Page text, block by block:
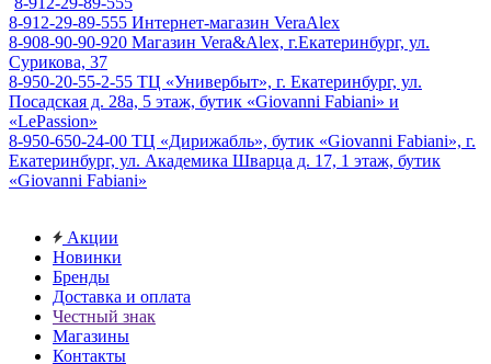
8-912-29-89-555 Интернет-магазин VeraAlex
8-908-90-90-920 Магазин Vera&Alex, г.Екатеринбург, ул.
Сурикова, 37
8-950-20-55-2-55 ТЦ «Универбыт», г. Екатеринбург, ул.
Посадская д. 28а, 5 этаж, бутик «Giovanni Fabiani» и
«LePassion»
8-950-650-24-00 ТЦ «Дирижабль», бутик «Giovanni Fabiani», г.
Екатеринбург, ул. Академика Шварца д. 17, 1 этаж, бутик
«Giovanni Fabiani»
Акции
Новинки
Бренды
Доставка и оплата
Честный знак
Магазины
Контакты